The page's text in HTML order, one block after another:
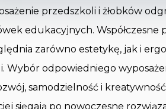
przedszkoli i żłobków
edukacyjnych. Współczesne
zarówno estetykę, jak i
Wybór odpowiedniego
samodzielność i
sięgają po nowoczesne